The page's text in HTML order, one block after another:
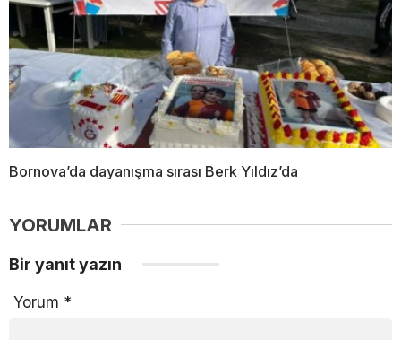
Bornova’da dayanışma sırası Berk Yıldız’da
YORUMLAR
Bir yanıt yazın
Yorum *